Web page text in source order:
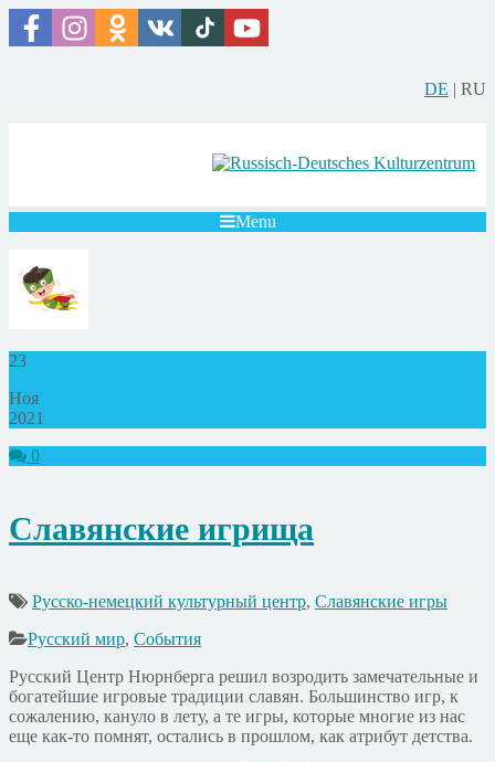
DE | RU
Menu
23
Ноя
2021
0
Славянские игрища
Русско-немецкий культурный центр, Славянские игры
Русский мир, События
Русский Центр Нюрнберга решил возродить замечательные и
богатейшие игровые традиции славян. Большинство игр, к
сожалению, кануло в лету, а те игры, которые многие из нас
еще как-то помнят, остались в прошлом, как атрибут детства.